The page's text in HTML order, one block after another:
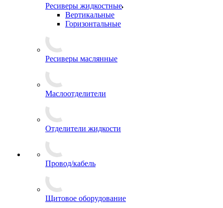
Ресиверы жидкостные
Вертикальные
Горизонтальные
Ресиверы маслянные
Маслоотделители
Отделители жидкости
Провод/кабель
Щитовое оборудование